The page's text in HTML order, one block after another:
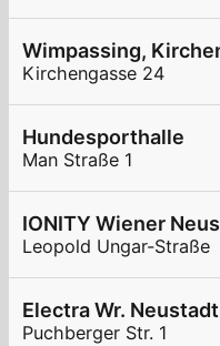
Wimpassing,
Kirchengasse 24
Hundesporthalle
Man Straße 1
IONITY Wiener
Leopold Ungar-Straße
Electra Wr.
Puchberger Str. 1